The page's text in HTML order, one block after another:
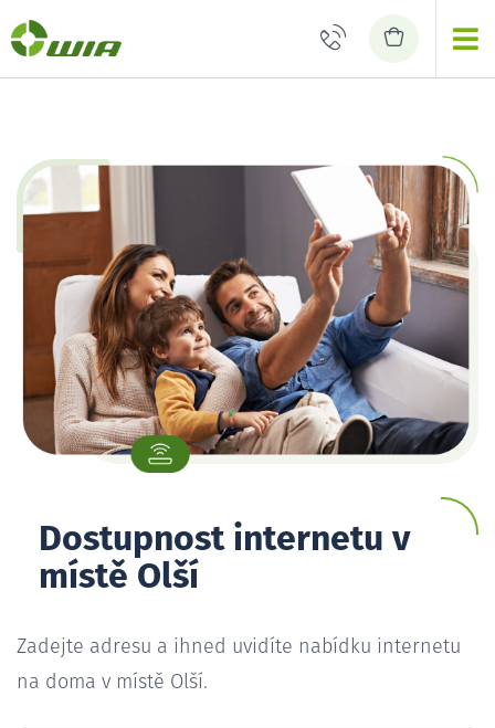
Dostupnost internetu v
místě Olší
Zadejte adresu a ihned uvidíte nabídku internetu
na doma v místě Olší.